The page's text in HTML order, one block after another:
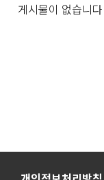
게시물이 없습니다